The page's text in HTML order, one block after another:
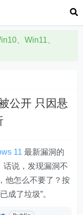
、Win11、
公开 只因悬
11 最新漏洞的
话说，发现漏洞不
他怎么不要了？按
成了垃圾”。